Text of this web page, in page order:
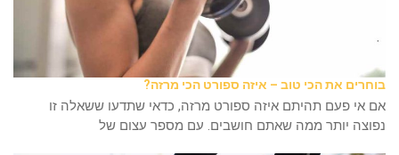
בוחרים את הכי טוב – איזה ספורט הכי מרזה?
אם אי פעם תהיתם איזה ספורט מרזה, כדאי שתדעו ששאלה זו
נפוצה יותר ממה שאתם חושבים. עם מספר עצום של